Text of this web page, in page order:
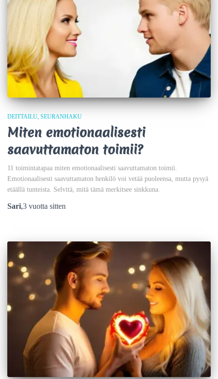
DEITTAILU SEURANHAKU
Miten emotionaalisesti
saavuttamaton toimii?
11 toimintatapaa miten emotionaalisesti saavuttamaton toimii.
Emotionaalisesti saavuttamaton henkilö voi vetää puoleensa, mutta pysyä
etäällä tunteista. Selvitä, mitä tämä merkitsee sinkkuna.
Sari,3 vuotta sitten